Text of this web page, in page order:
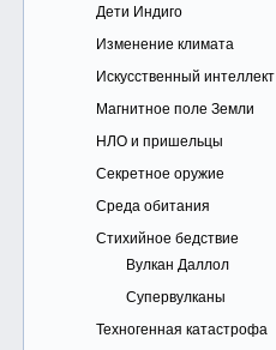
Дети Индиго
Изменение климата
Искусственный интеллект
Магнитное поле Земли
НЛО и пришельцы
Секретное оружие
Среда обитания
Стихийное бедствие
Вулкан Даллол
Супервулканы
Техногенная катастрофа